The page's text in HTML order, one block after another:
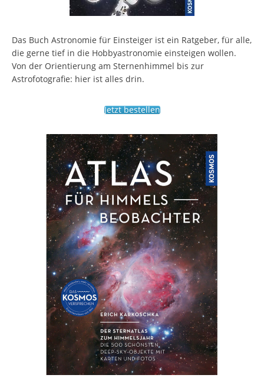
Das Buch Astronomie für Einsteiger ist ein Ratgeber, für alle,
die gerne tief in die Hobbyastronomie einsteigen wollen.
Von der Orientierung am Sternenhimmel bis zur
Astrofotografie: hier ist alles drin.
Jetzt bestellen